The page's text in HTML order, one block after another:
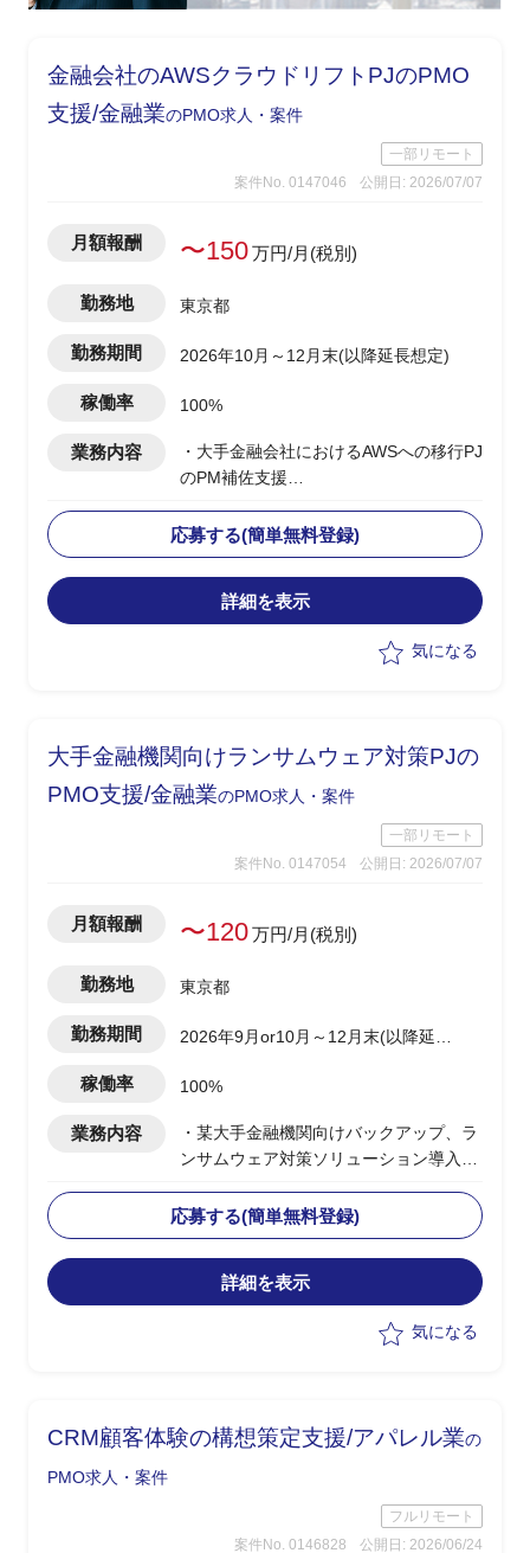
金融会社のAWSクラウドリフトPJのPMO
支援/金融業のPMO求人・案件
一部リモート
案件No. 0147046
公開日: 2026/07/07
月額報酬 〜150万円/月(税別)
勤務地 東京都
勤務期間 2026年10月～12月末(以降延長想定)
稼働率 100%
業務内容
・大手金融会社におけるAWSへの移行PJ
のPM補佐支援
のPM補佐として自律的にPJ全体を推進
・他社が基本設計まで入っているが、詳
細設計から巻き取る想定
・下記業務実施を想定
整、議事録作成等の管理業務全般
・約3年をかけるプロジェクト
応募する(簡単無料登録)
詳細を表示
気になる
大手金融機関向けランサムウェア対策PJの
PMO支援/金融業のPMO求人・案件
一部リモート
案件No. 0147054
公開日: 2026/07/07
月額報酬 〜120万円/月(税別)
勤務地 東京都
勤務期間
2026年9月or10月～12月末(以降延長
稼働率 100%
業務内容
・某大手金融機関向けバックアップ、ラ
ンサムウェア対策ソリューション導入PJ
・元請け企業社員リードのもとで補佐役
を担当
・下記業務実施想定
ー元請けグループ会社から提出される
管理、議事録作成、課題管理
応募する(簡単無料登録)
詳細を表示
気になる
CRM顧客体験の構想策定支援/アパレル業の
PMO求人・案件
フルリモート
案件No. 0146828
公開日: 2026/06/24